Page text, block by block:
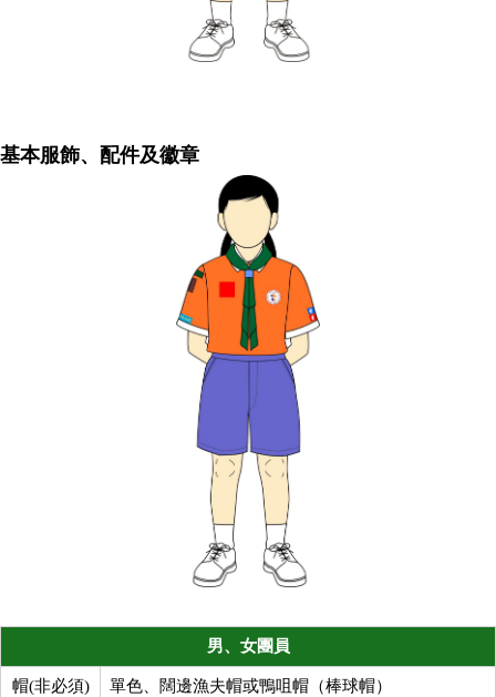
基本服飾、配件及徽章
男、女團員
帽(非必須) 單色、闊邊漁夫帽或鴨咀帽（棒球帽）